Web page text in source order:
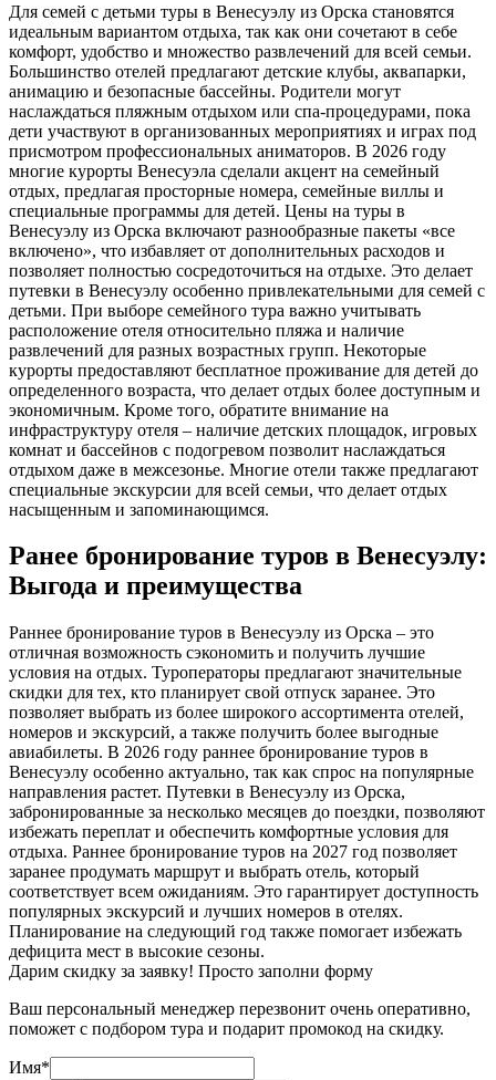
Для семей с детьми туры в Венесуэлу из Орска становятся
идеальным вариантом отдыха, так как они сочетают в себе
комфорт, удобство и множество развлечений для всей семьи.
Большинство отелей предлагают детские клубы, аквапарки,
анимацию и безопасные бассейны. Родители могут
наслаждаться пляжным отдыхом или спа-процедурами, пока
дети участвуют в организованных мероприятиях и играх под
присмотром профессиональных аниматоров. В 2026 году
многие курорты Венесуэла сделали акцент на семейный
отдых, предлагая просторные номера, семейные виллы и
специальные программы для детей. Цены на туры в
Венесуэлу из Орска включают разнообразные пакеты «все
включено», что избавляет от дополнительных расходов и
позволяет полностью сосредоточиться на отдыхе. Это делает
путевки в Венесуэлу особенно привлекательными для семей с
детьми. При выборе семейного тура важно учитывать
расположение отеля относительно пляжа и наличие
развлечений для разных возрастных групп. Некоторые
курорты предоставляют бесплатное проживание для детей до
определенного возраста, что делает отдых более доступным и
экономичным. Кроме того, обратите внимание на
инфраструктуру отеля – наличие детских площадок, игровых
комнат и бассейнов с подогревом позволит наслаждаться
отдыхом даже в межсезонье. Многие отели также предлагают
специальные экскурсии для всей семьи, что делает отдых
насыщенным и запоминающимся.
Ранее бронирование туров в Венесуэлу:
Выгода и преимущества
Раннее бронирование туров в Венесуэлу из Орска – это
отличная возможность сэкономить и получить лучшие
условия на отдых. Туроператоры предлагают значительные
скидки для тех, кто планирует свой отпуск заранее. Это
позволяет выбрать из более широкого ассортимента отелей,
номеров и экскурсий, а также получить более выгодные
авиабилеты. В 2026 году раннее бронирование туров в
Венесуэлу особенно актуально, так как спрос на популярные
направления растет. Путевки в Венесуэлу из Орска,
забронированные за несколько месяцев до поездки, позволяют
избежать переплат и обеспечить комфортные условия для
отдыха. Раннее бронирование туров на 2027 год позволяет
заранее продумать маршрут и выбрать отель, который
соответствует всем ожиданиям. Это гарантирует доступность
популярных экскурсий и лучших номеров в отелях.
Планирование на следующий год также помогает избежать
дефицита мест в высокие сезоны.
Дарим скидку за заявку! Просто заполни форму
Ваш персональный менеджер перезвонит очень оперативно,
поможет с подбором тура и подарит промокод на скидку.
Имя*